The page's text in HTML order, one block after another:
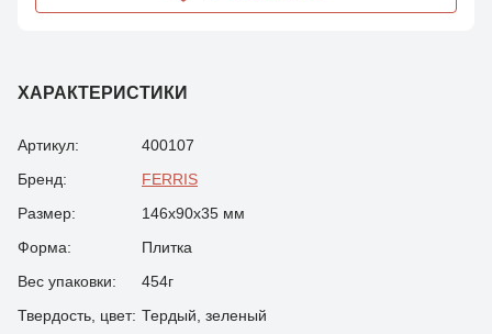
ХАРАКТЕРИСТИКИ
Артикул:
400107
Бренд:
FERRIS
Размер:
146х90х35 мм
Форма:
Плитка
Вес упаковки:
454г
Твердость, цвет: Тердый, зеленый